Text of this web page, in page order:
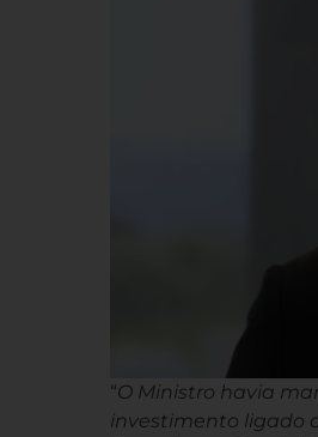
“O Ministro havia
investimento ligado